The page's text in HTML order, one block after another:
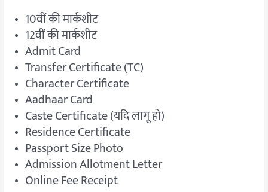
10वीं की मार्कशीट
12वीं की मार्कशीट
Admit Card
Transfer Certificate (TC)
Character Certificate
Aadhaar Card
Caste Certificate (यदि लागू हो)
Residence Certificate
Passport Size Photo
Admission Allotment Letter
Online Fee Receipt